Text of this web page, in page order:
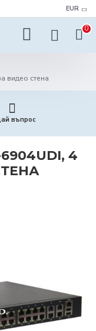
EUR
0
видео стена
въпрос
6904UDI, 4